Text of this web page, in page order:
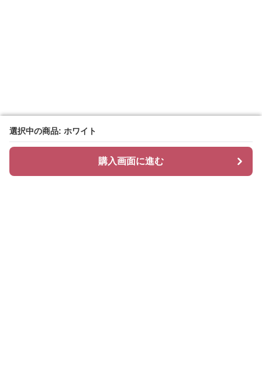
選択中の商品: ホワイト
購入画面に進む
選択中の商品: ホワイト
購入画面に進む